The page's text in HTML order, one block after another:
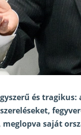
és
saját